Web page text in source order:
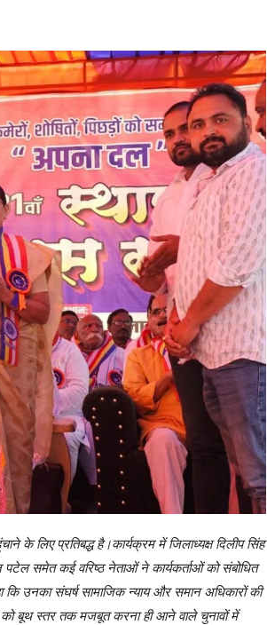
के लिए प्रतिबद्ध है।कार्यक्रम में जिलाध्यक्ष दिलीप सिंह
समेत कई वरिष्ठ नेताओं ने कार्यकर्ताओं को संबोधित
उनका संघर्ष सामाजिक न्याय और समान अधिकारों की
बूथ स्तर तक मजबूत करना ही आने वाले चुनावों में